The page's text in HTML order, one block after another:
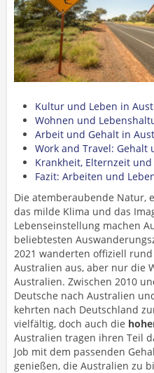
Kultur und Leben in
Wohnen und
Arbeit und Gehalt in
Work and Travel: Gehalt
Krankheit, Elternzeit
Fazit: Arbeiten und
Die atemberaubende Natur,
das milde Klima und das
Lebenseinstellung machen
beliebtesten
2021 wanderten offiziell
Australien aus, aber nur die
Australien. Zwischen 2010
Deutsche nach Australien
kehrten nach Deutschland
vielfältig, doch auch die
Australien tragen ihren Teil
Job mit dem passenden
genießen, die Australien zu